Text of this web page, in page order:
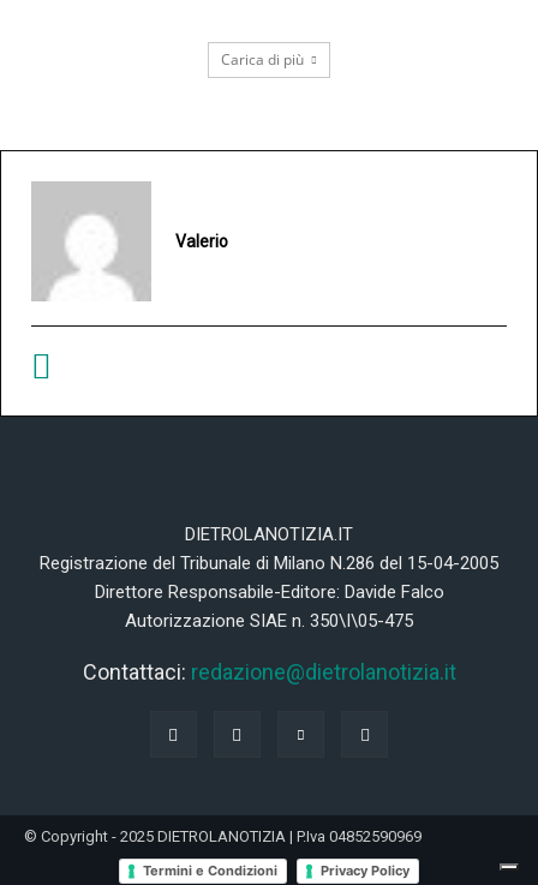
Carica di più
Valerio
DIETROLANOTIZIA.IT
Registrazione del Tribunale di Milano N.286 del 15-04-2005
Direttore Responsabile-Editore: Davide Falco
Autorizzazione SIAE n. 350\I\05-475
Contattaci: redazione@dietrolanotizia.it
© Copyright - 2025 DIETROLANOTIZIA | P.Iva 04852590969
Termini e Condizioni Privacy Policy